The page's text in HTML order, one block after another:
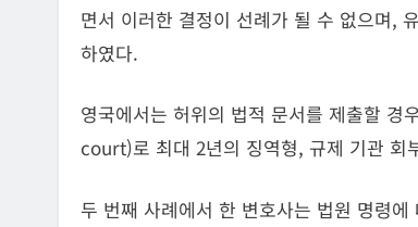
면서 이러한 결정이 선례가 될 수 없으며,
하였다.
영국에서는 허위의 법적 문서를 제출할
court)로 최대 2년의 징역형, 규제 기관
두 번째 사례에서 한 변호사는 법원 명령